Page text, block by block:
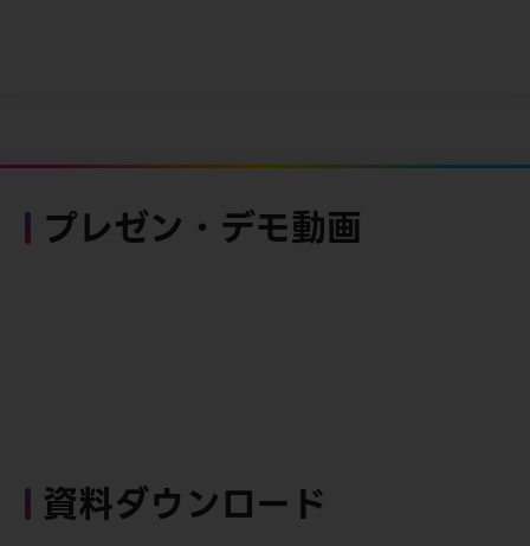
プレゼン・デモ動画
資料ダウンロード